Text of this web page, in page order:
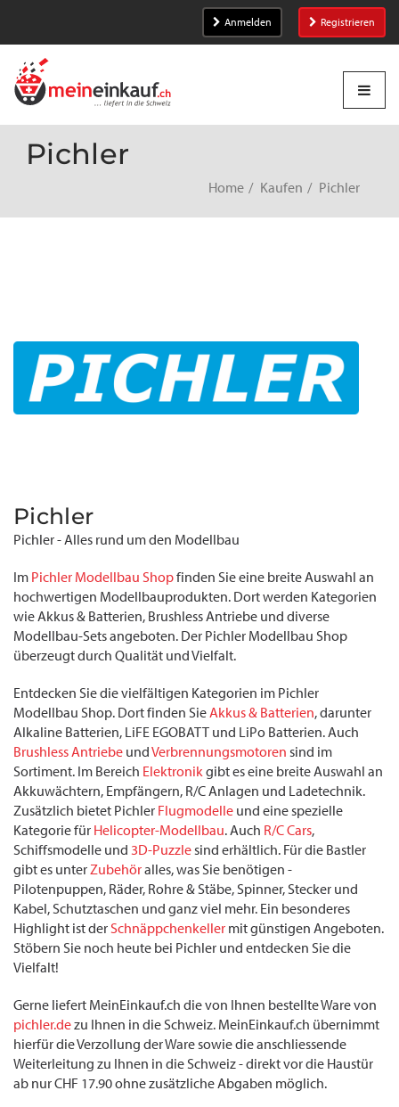
Anmelden Registrieren
Pichler
Home Kaufen Pichler
Pichler
Pichler - Alles rund um den Modellbau
Im Pichler Modellbau Shopfinden Sie eine breite Auswahl an
hochwertigen Modellbauprodukten. Dort werden Kategorien
wie Akkus & Batterien, Brushless Antriebe und diverse
Modellbau-Sets angeboten. Der Pichler Modellbau Shop
überzeugt durch Qualität und Vielfalt.
Entdecken Sie die vielfältigen Kategorien im Pichler
Modellbau Shop. Dort finden SieAkkus & Batterien, darunter
Alkaline Batterien, LiFE EGOBATT und LiPo Batterien. Auch
Brushless Antriebe undVerbrennungsmotoren sind im
Sortiment. Im Bereich Elektronikgibt es eine breite Auswahl an
Akkuwächtern, Empfängern, R/C Anlagen und Ladetechnik.
Zusätzlich bietet Pichler Flugmodelle und eine spezielle
Kategorie für Helicopter-Modellbau. Auch R/C Cars,
Schiffsmodelle und 3D-Puzzlesind erhältlich. Für die Bastler
gibt es unterZubehöralles, was Sie benötigen -
Pilotenpuppen, Räder, Rohre & Stäbe, Spinner, Stecker und
Kabel, Schutztaschen und ganz viel mehr. Ein besonderes
Highlight ist derSchnäppchenkeller mit günstigen Angeboten.
Stöbern Sie noch heute bei Pichler und entdecken Sie die
Vielfalt!
Gerne liefert MeinEinkauf.ch die von Ihnen bestellte Ware von
pichler.dezu Ihnen in die Schweiz. MeinEinkauf.ch übernimmt
hierfür die Verzollung der Ware sowie die anschliessende
Weiterleitung zu Ihnen in die Schweiz - direkt vor die Haustür
ab nur CHF 17.90 ohne zusätzliche Abgaben möglich.